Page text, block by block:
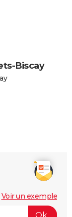
Biscay
Voir un exemple